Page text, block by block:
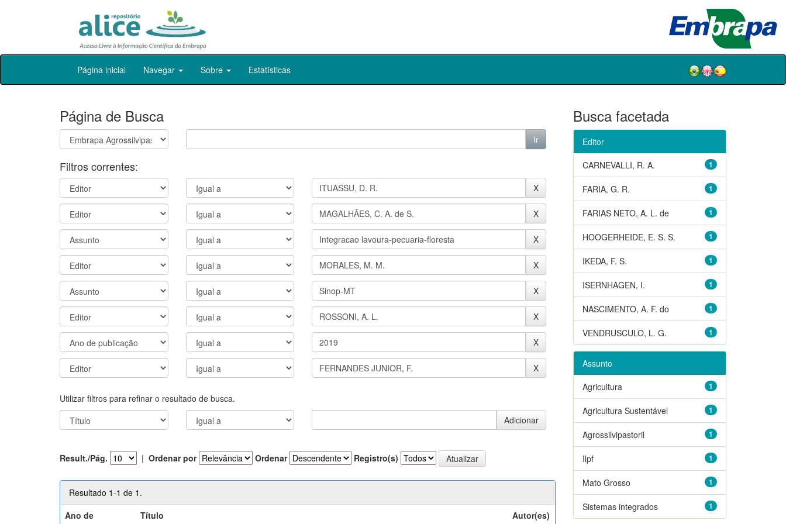
Skip
Página inicial Navegar Sobre Estatísticas
Página de Busca
Filtros correntes:
Utilizar filtros para refinar o resultado de busca.
Result./Pág. | Ordenar por Ordenar Registro(s)
Resultado 1-1 de 1.
Ano de
Título Autor(es)
Busca facetada
Editor
1
CARNEVALLI, R. A.
1
FARIA, G. R.
1
FARIAS NETO, A. L. de
1
HOOGERHEIDE, E. S. S.
1
IKEDA, F. S.
1
ISERNHAGEN, I.
1
NASCIMENTO, A. F. do
1
VENDRUSCULO, L. G.
Assunto
1
Agricultura
1
Agricultura Sustentável
1
Agrossilvipastoril
1
Ilpf
1
Mato Grosso
1
Sistemas integrados